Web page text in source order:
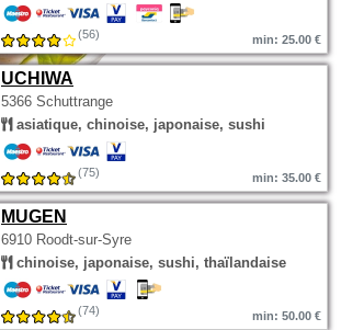
(56) min: 25.00 €
UCHIWA
5366 Schuttrange
asiatique, chinoise, japonaise, sushi
(75) min: 35.00 €
MUGEN
6910 Roodt-sur-Syre
chinoise, japonaise, sushi, thaïlandaise
(74) min: 50.00 €